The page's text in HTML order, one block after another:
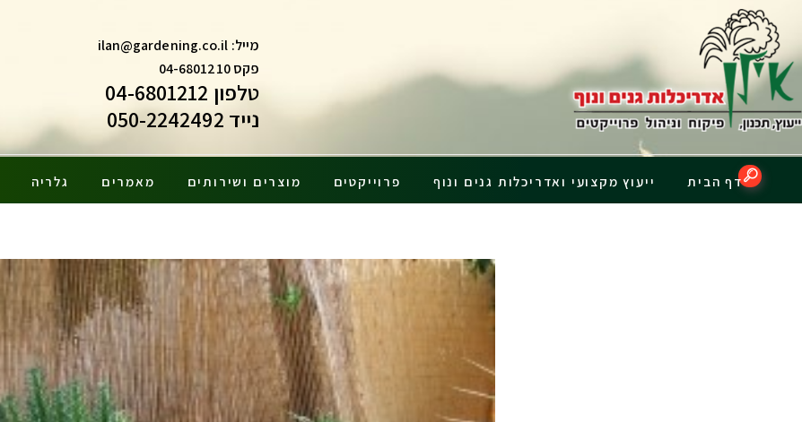
מייל: ilan@gardening.co.il
פקס 04-6801210
טלפון 04-6801212
נייד 050-2242492
דף הבית ייעוץ מקצועי ואדריכלות גנים ונוף פרוייקטים מוצרים ושירותים מאמרים גלריה